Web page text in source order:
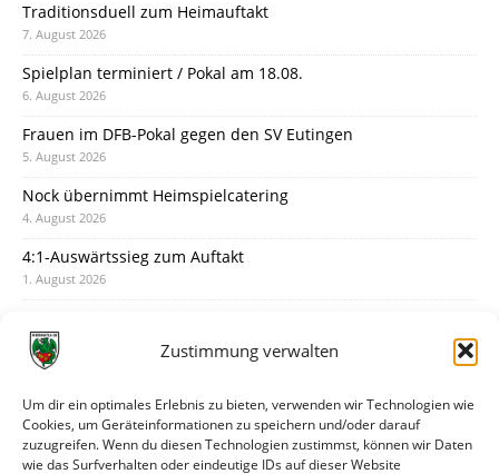
Zustimmung verwalten
Um dir ein optimales Erlebnis zu bieten, verwenden wir Technologien wie
Cookies, um Geräteinformationen zu speichern und/oder darauf
zuzugreifen. Wenn du diesen Technologien zustimmst, können wir Daten
wie das Surfverhalten oder eindeutige IDs auf dieser Website
Traditionsduell zum Heimauftakt
7. August 2026
Spielplan terminiert / Pokal am 18.08.
6. August 2026
Frauen im DFB-Pokal gegen den SV Eutingen
5. August 2026
Nock übernimmt Heimspielcatering
4. August 2026
4:1-Auswärtssieg zum Auftakt
1. August 2026
31. Juli 2026
30. Juli 2026
Deine Spielminute: 89+1
28. Juli 2026